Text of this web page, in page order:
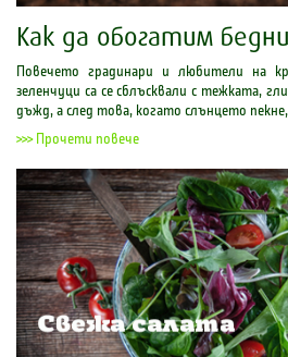
Как да обогатим
Повечето градинари и любители на
зеленчуци са се сблъсквали с тежката,
дъжд, а след това, когато слънцето
>>> Прочети повече